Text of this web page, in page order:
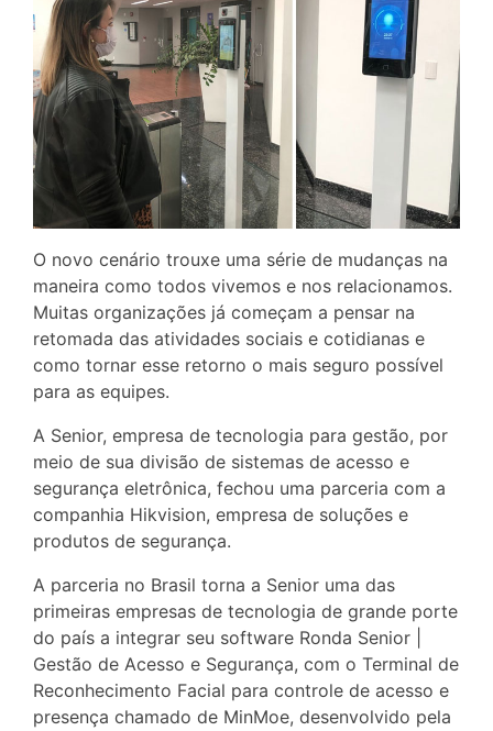
O novo cenário trouxe uma série de mudanças na
maneira como todos vivemos e nos relacionamos.
Muitas organizações já começam a pensar na
retomada das atividades sociais e cotidianas e
como tornar esse retorno o mais seguro possível
para as equipes.
A Senior, empresa de tecnologia para gestão, por
meio de sua divisão de sistemas de acesso e
segurança eletrônica, fechou uma parceria com a
companhia Hikvision, empresa de soluções e
produtos de segurança.
A parceria no Brasil torna a Senior uma das
primeiras empresas de tecnologia de grande porte
do país a integrar seu software Ronda Senior |
Gestão de Acesso e Segurança, com o Terminal de
Reconhecimento Facial para controle de acesso e
presença chamado de MinMoe, desenvolvido pela